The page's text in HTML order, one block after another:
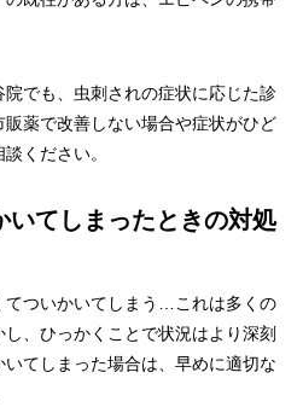
でも、虫刺されの症状に応じた診
薬で改善しない場合や症状がひど
ください。
いてしまったときの対処
てついかいてしまう…これは多くの
、ひっかくことで状況はより深刻
てしまった場合は、早めに適切な